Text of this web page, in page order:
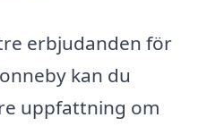
erbjudanden för
kan du
uppfattning om